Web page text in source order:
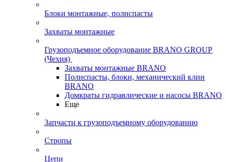
Блоки монтажные, полиспасты
Захваты монтажные
Грузоподъемное оборудование BRANO GROUP
(Чехия)
Захваты монтажные BRANO
Полиспасты, блоки, механический клин
BRANO
Домкраты гидравлические и насосы BRANO
Еще
Запчасти к грузоподъемному оборудованию
Стропы
Цепи